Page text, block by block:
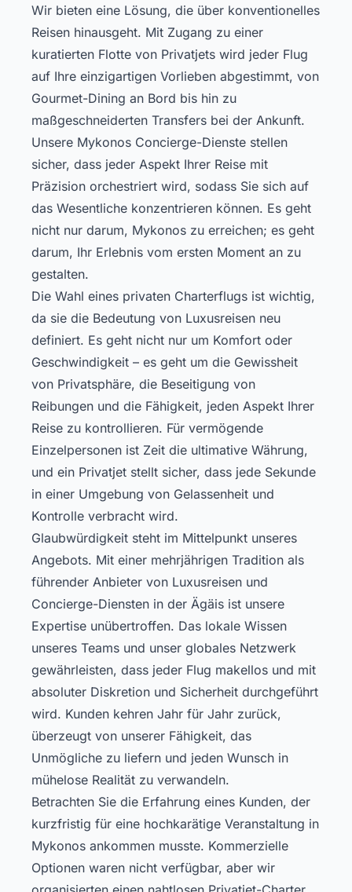
Wir bieten eine Lösung, die über konventionelles
Reisen hinausgeht. Mit Zugang zu einer
kuratierten Flotte von Privatjets wird jeder Flug
auf Ihre einzigartigen Vorlieben abgestimmt, von
Gourmet-Dining an Bord bis hin zu
maßgeschneiderten Transfers bei der Ankunft.
Unsere Mykonos Concierge-Dienste stellen
sicher, dass jeder Aspekt Ihrer Reise mit
Präzision orchestriert wird, sodass Sie sich auf
das Wesentliche konzentrieren können. Es geht
nicht nur darum, Mykonos zu erreichen; es geht
darum, Ihr Erlebnis vom ersten Moment an zu
gestalten.
Die Wahl eines privaten Charterflugs ist wichtig,
da sie die Bedeutung von Luxusreisen neu
definiert. Es geht nicht nur um Komfort oder
Geschwindigkeit – es geht um die Gewissheit
von Privatsphäre, die Beseitigung von
Reibungen und die Fähigkeit, jeden Aspekt Ihrer
Reise zu kontrollieren. Für vermögende
Einzelpersonen ist Zeit die ultimative Währung,
und ein Privatjet stellt sicher, dass jede Sekunde
in einer Umgebung von Gelassenheit und
Kontrolle verbracht wird.
Glaubwürdigkeit steht im Mittelpunkt unseres
Angebots. Mit einer mehrjährigen Tradition als
führender Anbieter von Luxusreisen und
Concierge-Diensten in der Ägäis ist unsere
Expertise unübertroffen. Das lokale Wissen
unseres Teams und unser globales Netzwerk
gewährleisten, dass jeder Flug makellos und mit
absoluter Diskretion und Sicherheit durchgeführt
wird. Kunden kehren Jahr für Jahr zurück,
überzeugt von unserer Fähigkeit, das
Unmögliche zu liefern und jeden Wunsch in
mühelose Realität zu verwandeln.
Betrachten Sie die Erfahrung eines Kunden, der
kurzfristig für eine hochkarätige Veranstaltung in
Mykonos ankommen musste. Kommerzielle
Optionen waren nicht verfügbar, aber wir